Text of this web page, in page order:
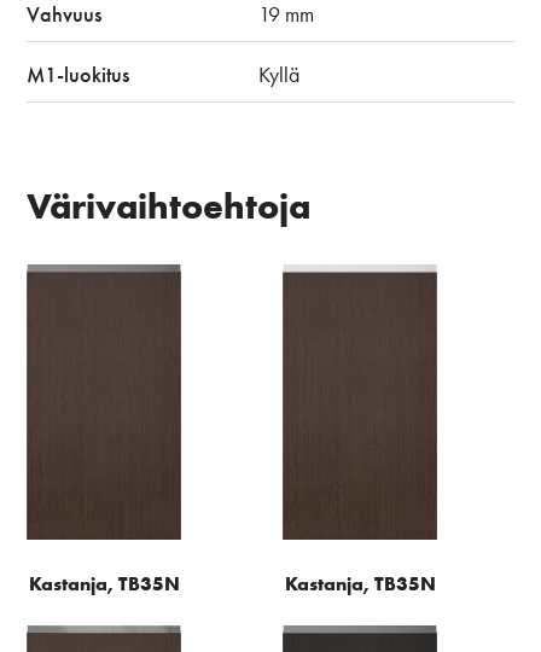
Vahvuus 19 mm
M1-luokitus Kyllä
Värivaihtoehtoja
Kastanja, TB35N Kastanja, TB35N